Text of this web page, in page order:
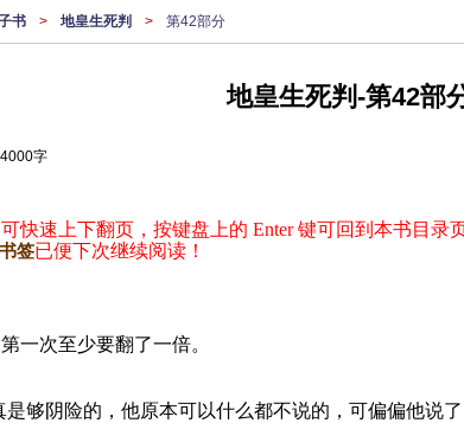
书 > 地皇生死判 > 第42部分
地皇生死判-第42部
字
速上下翻页，按键盘上的 Enter 键可回到本书目录
签已便下次继续阅读！
一次至少要翻了一倍。
险的，他原本可以什么都不说的，可偏偏他说了